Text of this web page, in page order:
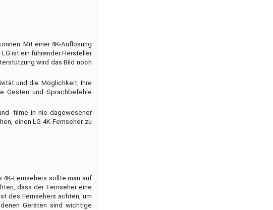
Mit einer 4K-Auflösung
ist ein führender Hersteller
wird das Bild noch
und die Möglichkeit, Ihre
Gesten und Sprachbefehle
-filme in nie dagewesener
einen LG 4K-Fernseher zu
4K-Fernsehers sollte man auf
dass der Fernseher eine
des Fernsehers achten, um
Geräten sind wichtige